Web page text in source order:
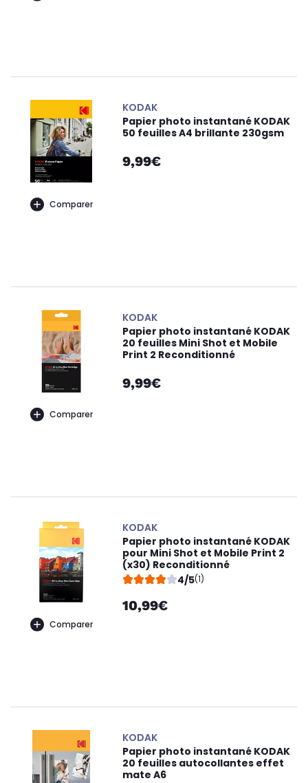
Comparer
KODAK
Papier photo instantané KODAK
50 feuilles A4 brillante 230gsm
9,99€
Comparer
KODAK
Papier photo instantané KODAK
20 feuilles Mini Shot et Mobile
Print 2 Reconditionné
9,99€
Comparer
KODAK
Papier photo instantané KODAK
pour Mini Shot et Mobile Print 2
(x30) Reconditionné
4/5(1)
10,99€
KODAK
Papier photo instantané KODAK
20 feuilles autocollantes effet
mate A6